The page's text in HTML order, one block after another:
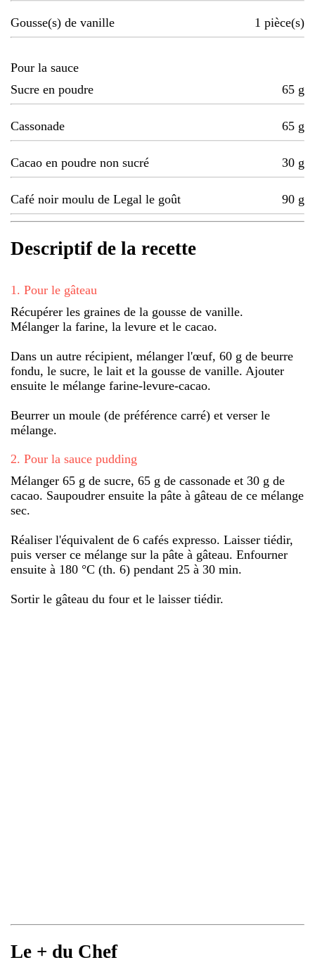
Gousse(s) de vanille 1 pièce(s)
Pour la sauce
Sucre en poudre
65 g
Cassonade 65 g
Cacao en poudre non sucré 30 g
Café noir moulu de Legal le goût 90 g
Descriptif de la recette
1 . Pour le gâteau
Récupérer les graines de la gousse de vanille.
Mélanger la farine, la levure et le cacao.
Dans un autre récipient, mélanger l'œuf, 60 g de beurre
fondu, le sucre, le lait et la gousse de vanille. Ajouter
ensuite le mélange farine-levure-cacao.
Beurrer un moule (de préférence carré) et verser le
mélange.
2. Pour la sauce pudding
Mélanger 65 g de sucre, 65 g de cassonade et 30 g de
cacao. Saupoudrer ensuite la pâte à gâteau de ce mélange
sec.
Réaliser l'équivalent de 6 cafés expresso. Laisser tiédir,
puis verser ce mélange sur la pâte à gâteau. Enfourner
ensuite à 180 °C (th. 6) pendant 25 à 30 min.
Sortir le gâteau du four et le laisser tiédir.
Le + du Chef